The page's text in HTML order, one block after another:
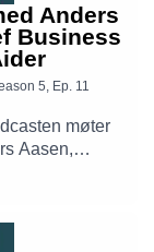
Anders
Business
5, Ep. 11
møter
Aasen,
Officer i
som
alltid